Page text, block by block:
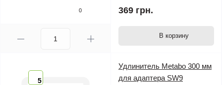
0 369 грн.
В корзину
5
Удлинитель Metabo 300 мм
для адаптера SW9